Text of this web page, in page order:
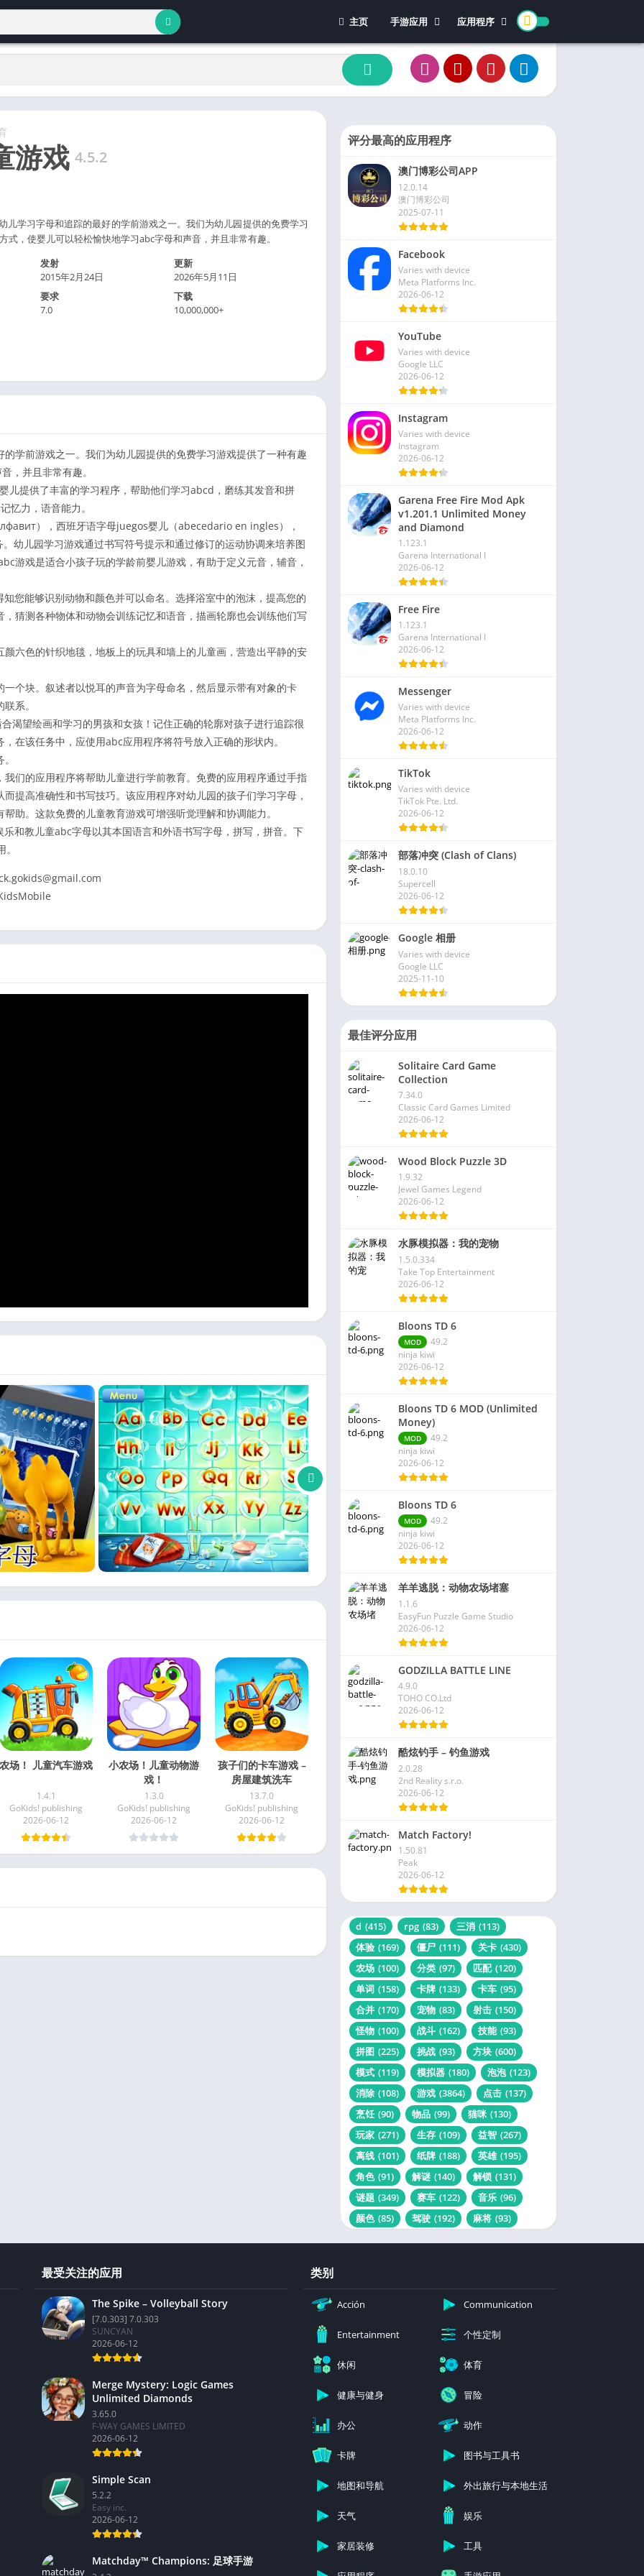
主页
手游应用
休闲游戏
冒险游戏
教育游戏
角色扮演
文字游戏
竞速游戏
策略游戏
应用程序
体育
办公
游戏 4.5.2
儿学习字母和追踪的最好的学前游戏之一。我们为幼儿园提供的免费学习
式，使婴儿可以轻松愉快地学习abc字母和声音，并且非常有趣。
发射
2015年2月24日
更新
2026年5月11日
要求
7.0
下载
10,000,000+
学前游戏之一。我们为幼儿园提供的免费学习游戏提供了一种有趣
，并且非常有趣。
儿提供了丰富的学习程序，帮助他们学习abcd，磨练其发音和拼
忆力，语音能力。
），西班牙语字母juegos婴儿（abecedario en ingles），
幼儿园学习游戏通过书写符号提示和通过修订的运动协调来培养图
游戏是适合小孩子玩的学龄前婴儿游戏，有助于定义元音，辅音，
您能够识别动物和颜色并可以命名。选择浴室中的泡沫，提高您的
猜测各种物体和动物会训练记忆和语音，描画轮廓也会训练他们写
六色的针织地毯，地板上的玩具和墙上的儿童画，营造出平静的安
个块。叙述者以悦耳的声音为字母命名，然后显示带有对象的卡
系。
渴望绘画和学习的男孩和女孩！记住正确的轮廓对孩子进行追踪很
在该任务中，应使用abc应用程序将符号放入正确的形状内。
们的应用程序将帮助儿童进行学前教育。免费的应用程序通过手指
提高准确性和书写技巧。该应用程序对幼儿园的孩子们学习字母，
助。这款免费的儿童教育游戏可增强听觉理解和协调能力。
和教儿童abc字母以其本国语言和外语书写字母，拼写，拼音。下
农场！ 儿童汽车游戏
1.4.1
GoKids! publishing
2026-06-12
小农场！儿童动物游
戏！
1.3.0
GoKids! publishing
2026-06-12
孩子们的卡车游戏 –
房屋建筑洗车
13.7.0
GoKids! publishing
2026-06-12
评分最高的应用程序
澳门博彩公司APP
12.0.14
澳门博彩公司
2025-07-11
Facebook
Varies with device
Meta Platforms Inc.
2026-06-12
YouTube
Varies with device
Google LLC
2026-06-12
Instagram
Varies with device
Instagram
2026-06-12
Garena Free Fire Mod Apk
v1.201.1 Unlimited Money
and Diamond
1.123.1
Garena International I
2026-06-12
Free Fire
1.123.1
Garena International I
2026-06-12
Messenger
Varies with device
Meta Platforms Inc.
2026-06-12
TikTok
Varies with device
TikTok Pte. Ltd.
2026-06-12
部落冲突 (Clash of Clans)
18.0.10
Supercell
2026-06-12
Google 相册
Varies with device
Google LLC
2025-11-10
最佳评分应用
Solitaire Card Game
Collection
7.34.0
Classic Card Games Limited
2026-06-12
Wood Block Puzzle 3D
1.9.32
Jewel Games Legend
2026-06-12
水豚模拟器：我的宠物
1.5.0.334
Take Top Entertainment
2026-06-12
Bloons TD 6
MOD
49.2
ninja kiwi
2026-06-12
Bloons TD 6 MOD (Unlimited
Money)
MOD
49.2
ninja kiwi
2026-06-12
Bloons TD 6
MOD
49.2
ninja kiwi
2026-06-12
羊羊逃脱：动物农场堵塞
1.1.6
EasyFun Puzzle Game Studio
2026-06-12
GODZILLA BATTLE LINE
4.9.0
TOHO CO.Ltd
2026-06-12
酷炫钓手 – 钓鱼游戏
2.0.28
2nd Reality s.r.o.
2026-06-12
Match Factory!
1.50.81
Peak
2026-06-12
d (415) rpg (83) 三消 (113)
体验 (169) 僵尸 (111) 关卡 (430)
农场 (100) 分类 (97) 匹配 (120)
单词 (158) 卡牌 (133) 卡车 (95)
合并 (170) 宠物 (83) 射击 (150)
怪物 (100) 战斗 (162) 技能 (93)
拼图 (225) 挑战 (93) 方块 (600)
模式 (119) 模拟器 (180) 泡泡 (123)
消除 (108) 游戏 (3864) 点击 (137)
烹饪 (90) 物品 (99) 猫咪 (130)
玩家 (271) 生存 (109) 益智 (267)
离线 (101) 纸牌 (188) 英雄 (195)
角色 (91) 解谜 (140) 解锁 (131)
谜题 (349) 赛车 (122) 音乐 (96)
颜色 (85) 驾驶 (192) 麻将 (93)
最受关注的应用
The Spike – Volleyball Story
[7.0.303] 7.0.303
SUNCYAN
2026-06-12
Merge Mystery: Logic Games
Unlimited Diamonds
3.65.0
F-WAY GAMES LIMITED
2026-06-12
Simple Scan
5.2.2
Easy inc.
2026-06-12
Matchday™ Champions: 足球手游
类别
Acción Communication
Entertainment 个性定制
休闲 体育
健康与健身 冒险
办公 动作
卡牌 图书与工具书
地图和导航 外出旅行与本地生活
天气 娱乐
家居装修 工具